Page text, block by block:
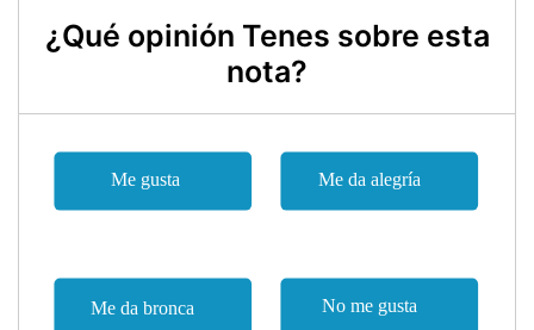
¿Qué opinión Tenes sobre esta
nota?